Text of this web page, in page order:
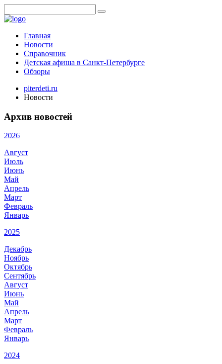
Главная
Новости
Справочник
Детская афиша в Санкт-Петербурге
Обзоры
piterdeti.ru
Новости
Архив новостей
2026
Август
Июль
Июнь
Май
Апрель
Март
Февраль
Январь
2025
Декабрь
Ноябрь
Октябрь
Сентябрь
Август
Июнь
Май
Апрель
Март
Февраль
Январь
2024